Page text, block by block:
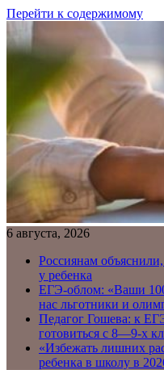
Перейти к содержимому
6 августа, 2026
Россиянам объяснили,
у ребенка
ЕГЭ-облом: «Ваши
нас льготники и
Педагог Гошева: к
готовиться с 8—9-х
«Избежать лишних
ребенка в школу в